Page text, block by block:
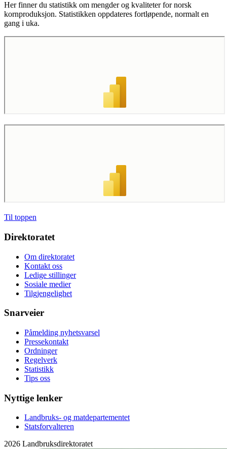
Her finner du statistikk om mengder og kvaliteter for norsk
kornproduksjon. Statistikken oppdateres fortløpende, normalt en
gang i uka.
Til toppen
Direktoratet
Om direktoratet
Kontakt oss
Ledige stillinger
Sosiale medier
Tilgjengelighet
Snarveier
Påmelding nyhetsvarsel
Pressekontakt
Ordninger
Regelverk
Statistikk
Tips oss
Nyttige lenker
Landbruks- og matdepartementet
Statsforvalteren
2026 Landbruksdirektoratet